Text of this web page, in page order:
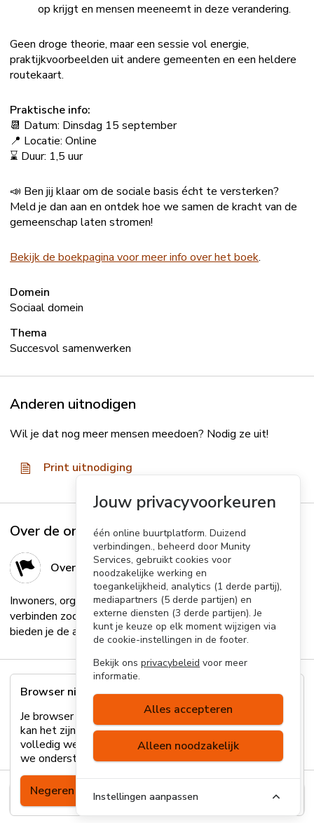
Jouw privacyvoorkeuren
één online buurtplatform. Duizend
verbindingen., beheerd door Munity
Services, gebruikt cookies voor
noodzakelijke werking en
toegankelijkheid, analytics (1 derde partij),
mediapartners (5 derde partijen) en
externe diensten (3 derde partijen). Je
kunt je keuze op elk moment wijzigen via
de cookie-instellingen in de footer.
Bekijk onsprivacybeleid voor meer
informatie.
Alles accepteren
Alleen noodzakelijk
Instellingen aanpassen
Inschrijven
op krijgt en mensen meeneemt in deze verandering.
Geen droge theorie, maar een sessie vol energie,
praktijkvoorbeelden uit andere gemeenten en een heldere
routekaart.
Praktische info:
📆 Datum: Dinsdag 15 september
📍 Locatie: Online
⌛️ Duur: 1,5 uur
📣 Ben jij klaar om de sociale basis écht te versterken?
Meld je dan aan en ontdek hoe we samen de kracht van de
gemeenschap laten stromen!
Bekijk de boekpagina voor meer info over het boek.
Domein
Sociaal domein
Thema
Succesvol samenwerken
Anderen uitnodigen
Wil je dat nog meer mensen meedoen? Nodig ze uit!
Print uitnodiging
Over de organisator
Over de organisator
Inwoners, organisaties en bedrijven in je gemeente
verbinden zodat ze meer dingen samen ondernemen? Wij
bieden je de allerbeste oplossing!...Lees meer
Browser niet ondersteund
Je browser wordt helaas niet ondersteund. Hierdoor
kan het zijn dat sommige onderdelen van de site niet
volledig werken. Lees
hiermeer over welke browsers
we ondersteunen of update je browser.
Negeren